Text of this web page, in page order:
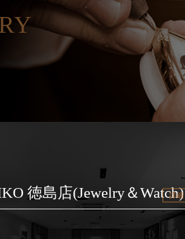
徳島店(Jewelry＆Watch)
詳細